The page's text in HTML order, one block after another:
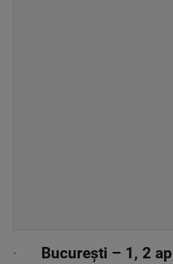
·
București – 1, 2